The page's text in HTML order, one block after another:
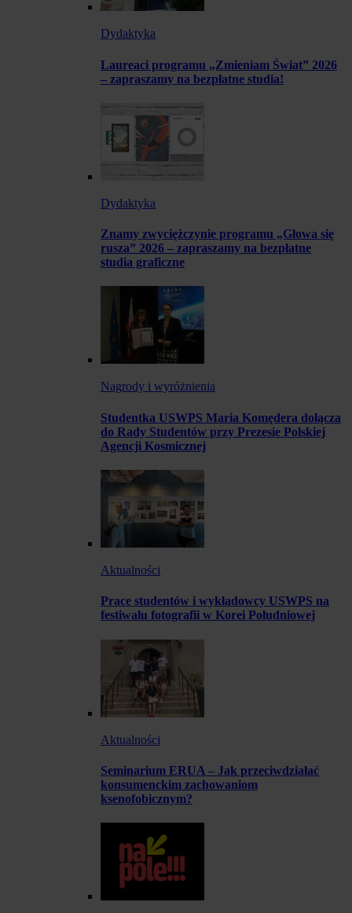
Dydaktyka
Laureaci programu „Zmieniam Świat” 2026
– zapraszamy na bezpłatne studia!
Dydaktyka
Znamy zwyciężczynie programu „Głowa się
rusza” 2026 – zapraszamy na bezpłatne
studia graficzne
Nagrody i wyróżnienia
Studentka USWPS Maria Komędera dołącza
do Rady Studentów przy Prezesie Polskiej
Agencji Kosmicznej
Aktualności
Prace studentów i wykładowcy USWPS na
festiwalu fotografii w Korei Południowej
Aktualności
Seminarium ERUA – Jak przeciwdziałać
konsumenckim zachowaniom
ksenofobicznym?